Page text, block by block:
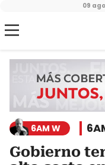
09
6AM W
Gobierno